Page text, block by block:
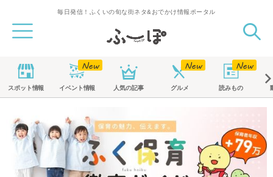
毎日発信！ふくいの旬な街ネタ&おでかけ情報ポータル
スポット情報 イベント情報 人気の記事 グルメ 読みもの